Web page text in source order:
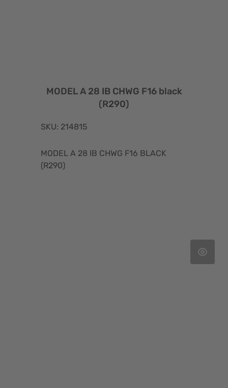
MODEL A 28 IB CHWG F16 black
(R290)
SKU: 214815
MODEL A 28 IB CHWG F16 BLACK
(R290)